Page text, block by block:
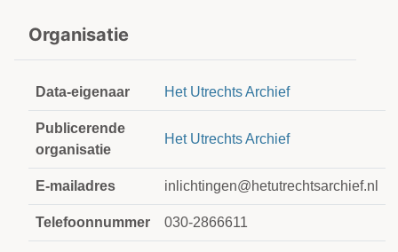
Organisatie
Data-eigenaar Het Utrechts Archief
Publicerende
organisatie
Het Utrechts Archief
E-mailadres inlichtingen@hetutrechtsarchief.nl
Telefoonnummer 030-2866611